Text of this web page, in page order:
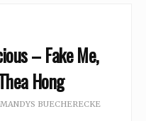
– Fake Me,
Hong
MANDYS BUECHERECKE